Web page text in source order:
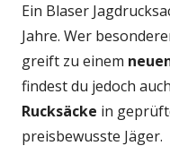
Ein Blaser
Jahre. Wer
greift zu einem
findest du jedoch auch
Rucksäcke in
preisbewusste Jäger.